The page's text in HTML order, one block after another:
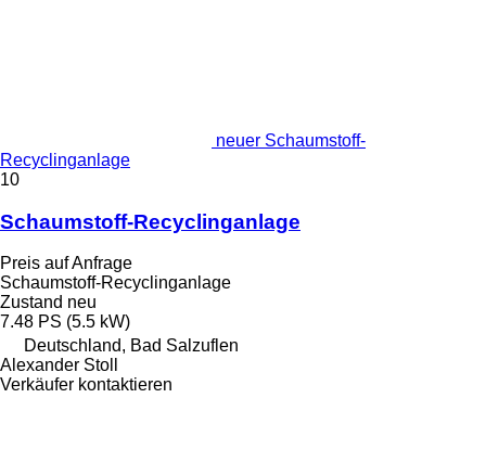
neuer Schaumstoff-
Recyclinganlage
10
Schaumstoff-Recyclinganlage
Preis auf Anfrage
Schaumstoff-Recyclinganlage
Zustand neu
7.48 PS (5.5 kW)
Deutschland, Bad Salzuflen
Alexander Stoll
Verkäufer kontaktieren